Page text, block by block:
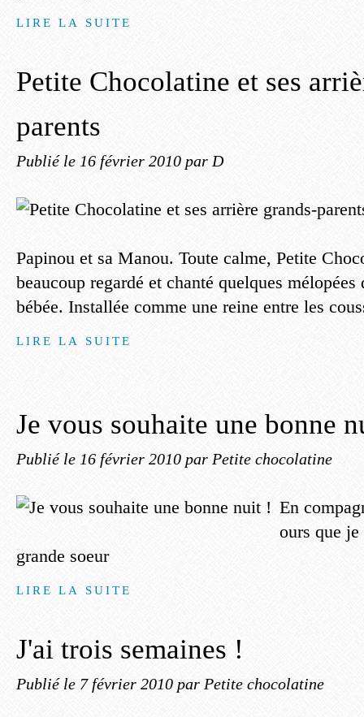
LIRE LA SUITE
Petite Chocolatine et ses
parents
Publié le 16 février 2010 par D
Papinou et sa Manou. Toute calme, Petite
beaucoup regardé et chanté quelques mélopées
bébée. Installée comme une reine entre les
LIRE LA SUITE
Je vous souhaite une bonne
Publié le 16 février 2010 par Petite chocolatine
En
ours que je
grande soeur
LIRE LA SUITE
J'ai trois semaines !
Publié le 7 février 2010 par Petite chocolatine